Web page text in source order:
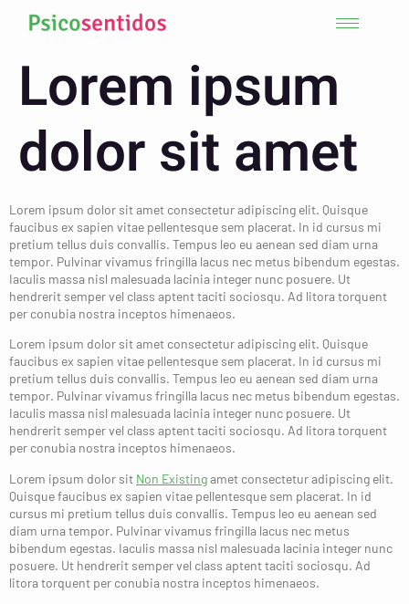
Lorem ipsum
dolor sit amet
Lorem ipsum dolor sit amet consectetur adipiscing elit. Quisque
faucibus ex sapien vitae pellentesque sem placerat. In id cursus mi
pretium tellus duis convallis. Tempus leo eu aenean sed diam urna
tempor. Pulvinar vivamus fringilla lacus nec metus bibendum egestas.
Iaculis massa nisl malesuada lacinia integer nunc posuere. Ut
hendrerit semper vel class aptent taciti sociosqu. Ad litora torquent
per conubia nostra inceptos himenaeos.
Lorem ipsum dolor sit amet consectetur adipiscing elit. Quisque
faucibus ex sapien vitae pellentesque sem placerat. In id cursus mi
pretium tellus duis convallis. Tempus leo eu aenean sed diam urna
tempor. Pulvinar vivamus fringilla lacus nec metus bibendum egestas.
Iaculis massa nisl malesuada lacinia integer nunc posuere. Ut
hendrerit semper vel class aptent taciti sociosqu. Ad litora torquent
per conubia nostra inceptos himenaeos.
Lorem ipsum dolor sit Non Existingamet consectetur adipiscing elit.
Quisque faucibus ex sapien vitae pellentesque sem placerat. In id
cursus mi pretium tellus duis convallis. Tempus leo eu aenean sed
diam urna tempor. Pulvinar vivamus fringilla lacus nec metus
bibendum egestas. Iaculis massa nisl malesuada lacinia integer nunc
posuere. Ut hendrerit semper vel class aptent taciti sociosqu. Ad
litora torquent per conubia nostra inceptos himenaeos.